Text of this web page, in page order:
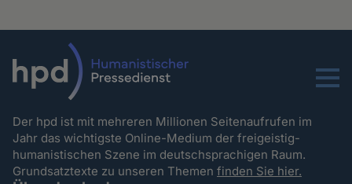
Menu
Der hpd ist mit mehreren Millionen Seitenaufrufen im
Jahr das wichtigste Online-Medium der freigeistig-
humanistischen Szene im deutschsprachigen Raum.
Grundsatztexte zu unseren Themenfinden Sie hier.